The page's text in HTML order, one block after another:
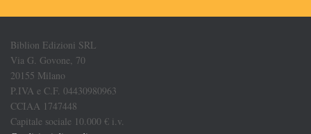
Biblion Edizioni SRL
Via G. Govone, 70
20155 Milano
P.IVA e C.F. 04430980963
CCIAA 1747448
Capitale sociale 10.000 € i.v.